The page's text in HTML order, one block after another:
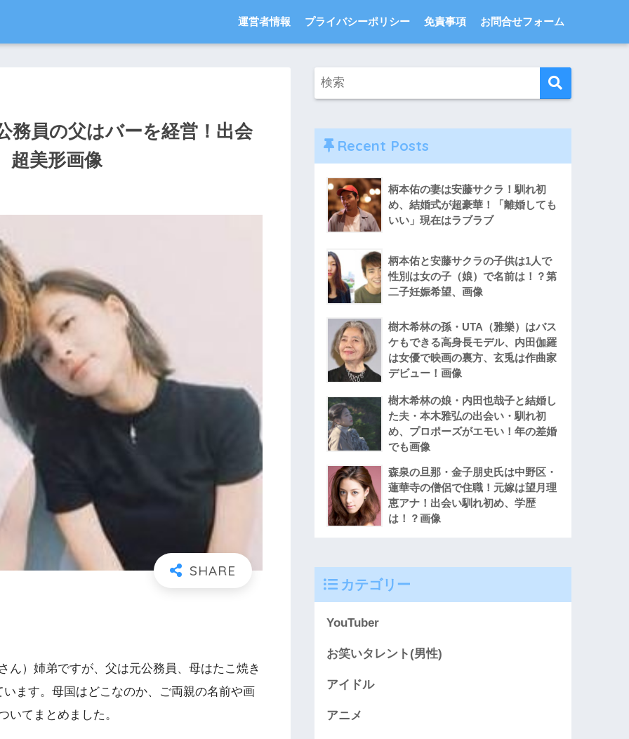
運営者情報 プライバシーポリシー 免責事項 お問合せフォーム
務員の父はバーを経営！出会
超美形画像
ん）姉弟ですが、父は元公務員、母はたこ焼き
ます。母国はどこなのか、ご両親の名前や画
いてまとめました。
Recent Posts
柄本佑の妻は安藤サクラ！馴れ初
め、結婚式が超豪華！「離婚しても
いい」現在はラブラブ
柄本佑と安藤サクラの子供は1人で
性別は女の子（娘）で名前は！？第
二子妊娠希望、画像
樹木希林の孫・UTA（雅樂）はバス
ケもできる高身長モデル、内田伽羅
は女優で映画の裏方、玄兎は作曲家
デビュー！画像
樹木希林の娘・内田也哉子と結婚し
た夫・本木雅弘の出会い・馴れ初
め、プロポーズがエモい！年の差婚
でも画像
森泉の旦那・金子朋史氏は中野区・
蓮華寺の僧侶で住職！元嫁は望月理
恵アナ！出会い馴れ初め、学歴
は！？画像
カテゴリー
YouTuber
お笑いタレント(男性)
アイドル
アニメ